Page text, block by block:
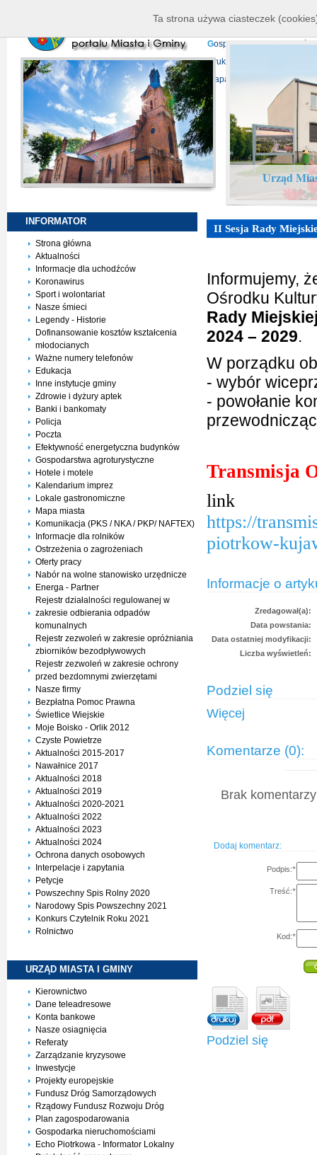
P
rojekty europejskie
Gospodarka
D ruki do pobrania
Mapa serwisu
Urząd
INFORMATOR
Strona główna
Aktualności
Informacje dla uchodźców
Koronawirus
Sport i wolontariat
Nasze śmieci
Legendy - Historie
Dofinansowanie kosztów kształcenia
młodocianych
Ważne numery telefonów
Edukacja
Inne instytucje gminy
Zdrowie i dyżury aptek
Banki i bankomaty
Policja
Poczta
Efektywność energetyczna budynków
Gospodarstwa agroturystyczne
Hotele i motele
Kalendarium imprez
Lokale gastronomiczne
Mapa miasta
Komunikacja (PKS / NKA / PKP/ NAFTEX)
Informacje dla rolników
Ostrzeżenia o zagrożeniach
Oferty pracy
Nabór na wolne stanowisko urzędnicze
Energa - Partner
Rejestr działalności regulowanej w
zakresie odbierania odpadów
komunalnych
Rejestr zezwoleń w zakresie opróżniania
zbiorników bezodpływowych
Rejestr zezwoleń w zakresie ochrony
przed bezdomnymi zwierzętami
Nasze firmy
Bezpłatna Pomoc Prawna
Świetlice Wiejskie
Moje Boisko - Orlik 2012
Czyste Powietrze
Aktualności 2015-2017
Nawałnice 2017
Aktualności 2018
Aktualności 2019
Aktualności 2020-2021
Aktualności 2022
Aktualności 2023
Aktualności 2024
Ochrona danych osobowych
Interpelacje i zapytania
Petycje
Powszechny Spis Rolny 2020
Narodowy Spis Powszechny 2021
Konkurs Czytelnik Roku 2021
Rolnictwo
URZĄD MIASTA I GMINY
Kierownictwo
Dane teleadresowe
Konta bankowe
Nasze osiagnięcia
Referaty
Zarządzanie kryzysowe
Inwestycje
Projekty europejskie
Fundusz Dróg Samorządowych
Rządowy Fundusz Rozwoju Dróg
Plan zagospodarowania
Gospodarka nieruchomościami
Echo Piotrkowa - Informator Lokalny
II Sesja Rady
Informujemy,
Ośrodku
Rady
2024 – 2029.
W porządku
- wybór
- powołanie
Transmisja
link
https://
piotrkow-
Informacje o
Zredagował(a):
Data powstania:
Data ostatniej modyfikacji:
Liczba wyświetleń:
Podziel się
Więcej
Komentarze (0):
Brak
Dodaj komentarz:
Podpis:*
Treść:*
Kod:*
Podziel się
Ta strona używa ciasteczek